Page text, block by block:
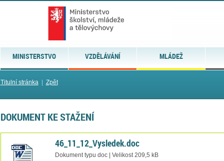
MINISTERSTVO VZDĚLÁVÁNÍ MLÁDEŽ
Titulní stránka| Zpět
DOKUMENT KE STAŽENÍ
46_11_12_Vysledek.doc
Dokument typu doc | Velikost 209,5 kB